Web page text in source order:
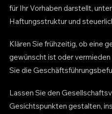
für Ihr Vorhaben darstellt,
Haftungsstruktur und
Klären Sie frühzeitig, ob eine
gewünscht ist oder
Sie die
Lassen Sie den
Gesichtspunkten gestalten,